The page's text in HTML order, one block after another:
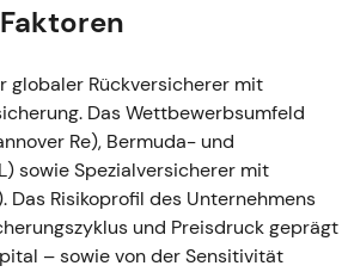
mit ILS-Kompetenz.
, [22]
Potenzial für eine positive
/ Talbot-
globaler Rückversicherer mit
Das Wettbewerbsumfeld
Re), Bermuda- und
sowie Spezialversicherer mit
Das Risikoprofil des Unternehmens
und Preisdruck geprägt
– sowie von der Sensitivität